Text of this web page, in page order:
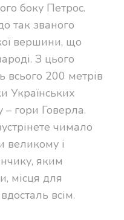
боку Петрос.
так званого
вершини, що
З цього
всього 200 метрів
Українських
– гори Говерла.
чимало
великому і
яким
місця для
всім.